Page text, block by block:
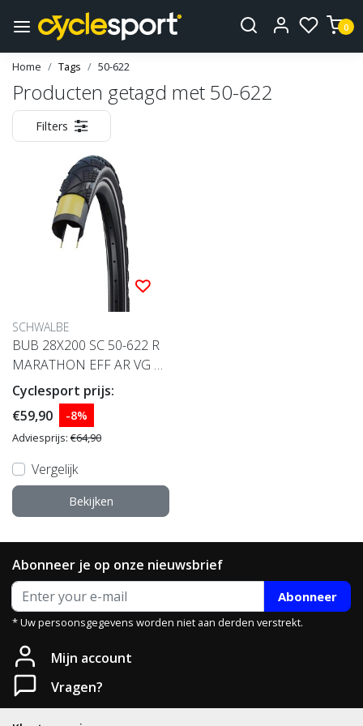
0
Home Tags 50-622
Producten getagd met 50-622
Filters
SCHWALBE
BUB 28X200 SC 50-622 R
MARATHON EFF AR VG Z
W VW
Cyclesport prijs:
€59,90
-8%
Adviesprijs: €64,90
Vergelijk
Bekijken
Abonneer je op onze nieuwsbrief
Abonneer
* Uw persoonsgegevens worden niet aan derden verstrekt.
Mijn account
Vragen?